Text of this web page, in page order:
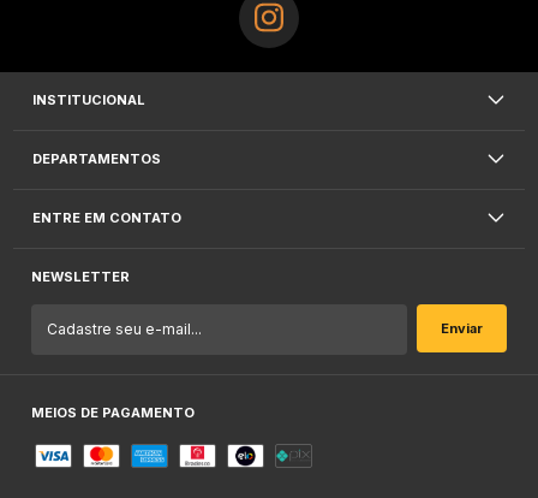
INSTITUCIONAL
DEPARTAMENTOS
ENTRE EM CONTATO
NEWSLETTER
MEIOS DE PAGAMENTO